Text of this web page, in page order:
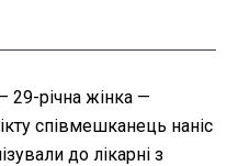
29-річна жінка —
співмешканець наніс
до лікарні з